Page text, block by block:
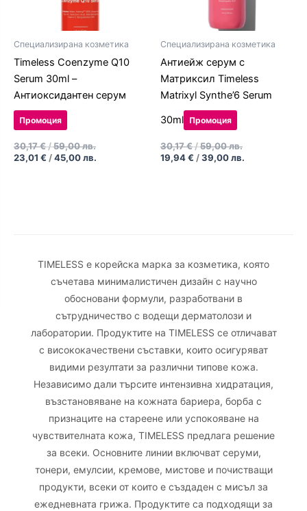
Специализирана козметика
Timeless Coenzyme Q10
Serum 30ml –
Антиоксидантен серум
Промоция
30,17€/59,00лв.
23,01 € /45,00лв.
Специализирана козметика
Антиейж серум с
Матриксил Timeless
Matrixyl Synthe’6 Serum
30ml Промоция
30,17€/59,00лв.
19,94€ /39,00лв.
TIMELESS е корейска марка за козметика, която
съчетава минималистичен дизайн с научно
обосновани формули, разработвани в
сътрудничество с водещи дерматолози и
лаборатории. Продуктите на TIMELESS се отличават
с висококачествени съставки, които осигуряват
видими резултати за различни типове кожа.
Независимо дали търсите интензивна хидратация,
възстановяване на кожната бариера, борба с
признаците на стареене или успокояване на
чувствителната кожа, TIMELESS предлага решение
за всеки. Основните линии включват серуми,
тонери, емулсии, кремове, мистове и почистващи
продукти, всеки от които е създаден с мисъл за
ежедневната грижа. Продуктите са подходящи за